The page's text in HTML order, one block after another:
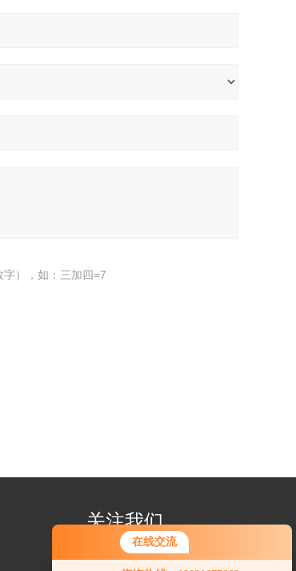
在线交流
您好！欢迎前来咨询，很高兴为您
），如：三加四=7
关注我们